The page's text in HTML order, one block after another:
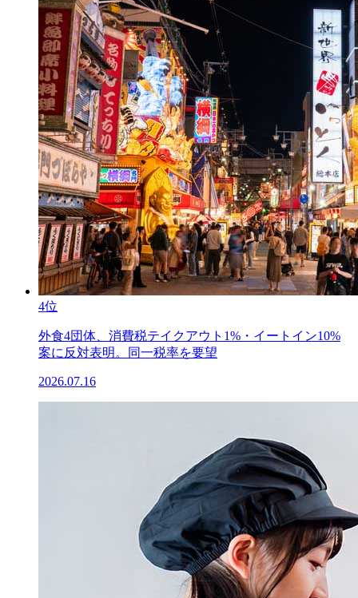
4位
外食4団体、消費税テイクアウト1%・イートイン10%
案に反対表明。同一税率を要望
2026.07.16